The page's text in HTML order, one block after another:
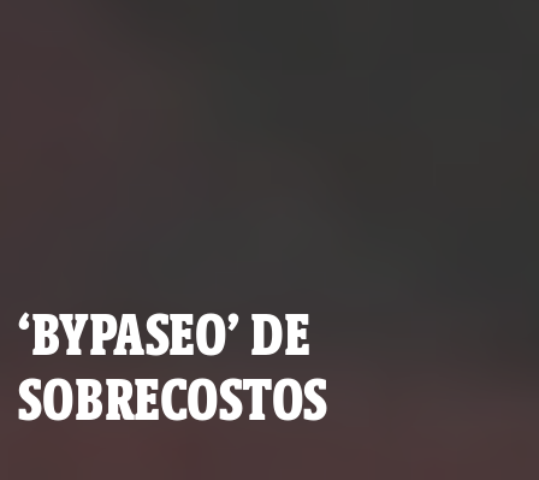
‘BYPASEO’ DE
SOBRECOSTOS